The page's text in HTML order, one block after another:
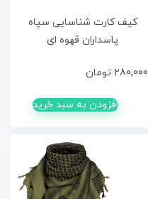
کیف کارت شناسایی سپاه
پاسداران قهوه ای
280,000 تومان
افزودن به سبد خرید